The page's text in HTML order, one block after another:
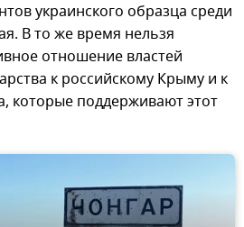
украинского образца среди
В то же время нельзя
отношение властей
к российскому Крыму и к
которые поддерживают этот